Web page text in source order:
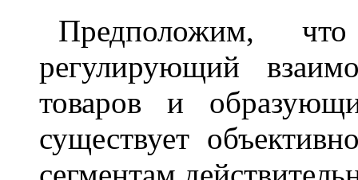
Предположим,
регулирующий
товаров и
существует